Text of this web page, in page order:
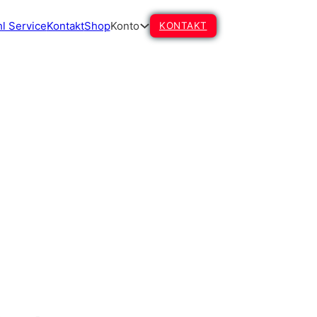
ServiceKontaktShopKonto KONTAKT